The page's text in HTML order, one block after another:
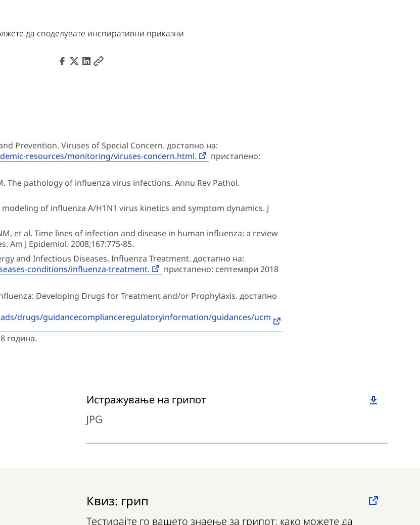
да споделувате инспиративни приказни
Prevention. Viruses of Special Concern. достапно на:
resources/monitoring/viruses-concern.html.
пристапено:
The pathology of influenza virus infections. Annu Rev Pathol.
modeling of influenza A/H1N1 virus kinetics and symptom dynamics. J
et al. Time lines of infection and disease in human influenza: a review
Am J Epidemiol. 2008;167:775-85.
and Infectious Diseases, Influenza Treatment. достапно на:
conditions/influenza-treatment.
пристапено: септември 2018
Developing Drugs for Treatment and/or Prophylaxis. достапно
drugs/guidancecomplianceregulatoryinformation/guidances/ucm
година.
Download
Истражување на грипот
JPG
Квиз: грип
Тестирајте го вашето знаење за грипот: како можете да